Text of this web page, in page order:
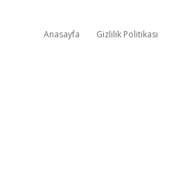
Anasayfa Gizlilik Politikası